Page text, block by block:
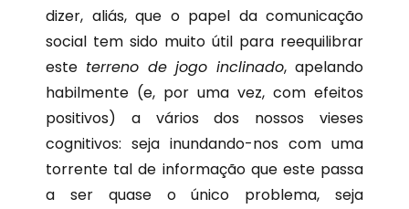
dizer, aliás, que o papel da comunicação
social tem sido muito útil para reequilibrar
este terreno de jogo inclinado, apelando
habilmente (e, por uma vez, com efeitos
positivos) a vários dos nossos vieses
cognitivos: seja inundando-nos com uma
torrente tal de informação que este passa
a ser quase o único problema, seja